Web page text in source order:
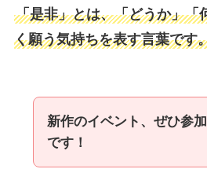
「是非」とは、「どうか」「
く願う気持ちを表す言葉です
新作のイベント、ぜひ参
です！